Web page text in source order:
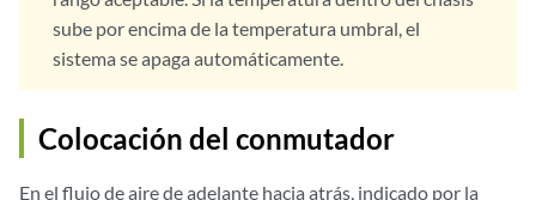
sube por encima de la temperatura umbral, el
sistema se apaga automáticamente.
Colocación del conmutador
En el flujo de aire de adelante hacia atrás, indicado por la